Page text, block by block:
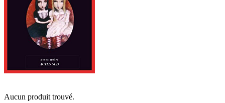
Aucun produit trouvé.